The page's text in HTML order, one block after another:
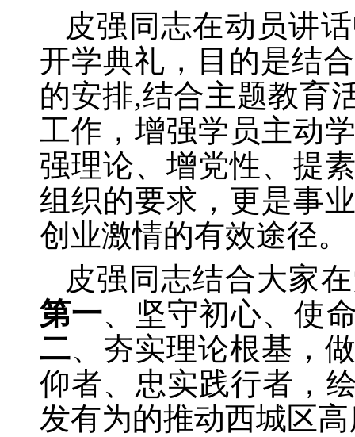
皮强同志在动员讲
开学典礼，目的是结
的安排,结合主题教育
工作，增强学员主动
强理论、增党性、提
组织的要求，更是事
创业激情的有效途径。
皮强同志结合大家
第一、坚守初心、使
二、夯实理论根基，
仰者、忠实践行者，
发有为的推动西城区